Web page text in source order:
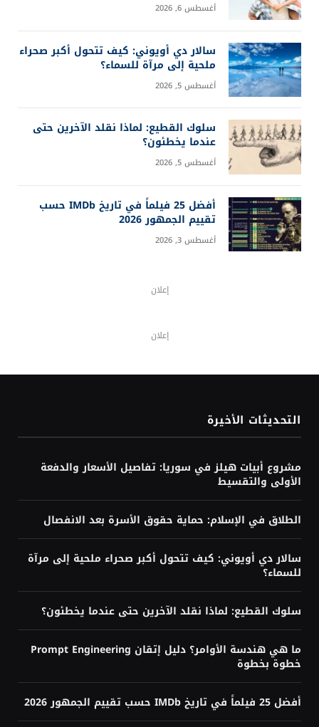
أغسطس 6, 2026
سالار دي أويوني: كيف تتحول أكبر صحراء
ملحية إلى مرآة للسماء؟
أغسطس 5, 2026
سلوك القطيع: لماذا نقلد الآخرين حتى
عندما يخطئون؟
أغسطس 5, 2026
أفضل 25 فيلماً في تاريخ IMDb حسب
تقييم الجمهور 2026
أغسطس 3, 2026
إعلان
إعلان
التحديثات الأخيرة
مشروع أبيات هيلز في سوريا: تفاصيل الأسعار والدفعة
الأولى والتقسيط
الطلاق في الإسلام: حماية حقوق الأسرة بعد الانفصال
سالار دي أويوني: كيف تتحول أكبر صحراء ملحية إلى مرآة
للسماء؟
سلوك القطيع: لماذا نقلد الآخرين حتى عندما يخطئون؟
ما هي هندسة الأوامر؟ دليل إتقان Prompt Engineering
خطوة بخطوة
أفضل 25 فيلماً في تاريخ IMDb حسب تقييم الجمهور 2026